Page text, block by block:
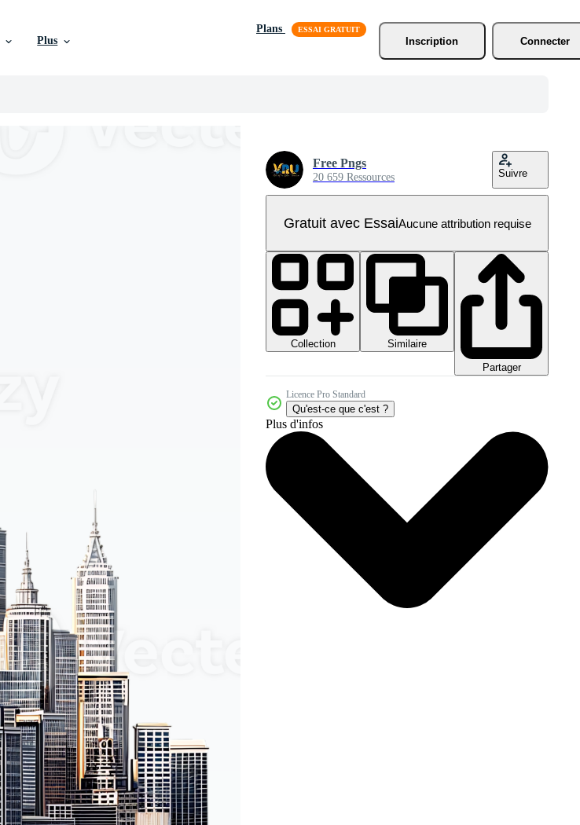
Plus
Plans
Inscription
Connecter
Free Pngs
20 659 Ressources Suivre
Gratuit avec EssaiAucune attribution requise
Collection
Similaire
Partager
Licence Pro Standard
Qu'est-ce que c'est ?
Plus d'infos